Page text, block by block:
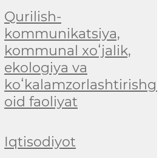
Qurilish-
kommunikatsiya,
kommunal xoʻjalik,
ekologiya va
oid faoliyat
Iqtisodiyot